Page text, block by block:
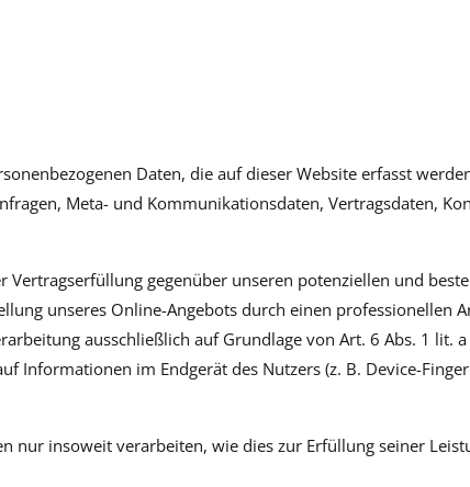
Daten, die auf dieser Website erfasst
Meta- und Kommunikationsdaten, Vertragsdaten,
gegenüber unseren potenziellen und
unseres Online-Angebots durch einen professionellen
ausschließlich auf Grundlage von Art. 6 Abs. 1 lit.
Informationen im Endgerät des Nutzers (z. B. Device-
nur insoweit verarbeiten, wie dies zur Erfüllung seiner